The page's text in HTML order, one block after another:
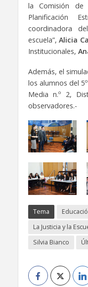
la Comisión de
Planificación
coordinadora
escuela”,Alicia
Institucionales,
Además, el
los alumnos del
Media n.º 2,
observadores.-
Tema
La Justicia y la
Silvia Bianco